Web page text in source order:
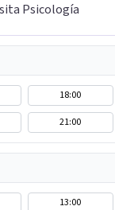
Psicología
18:00
21:00
13:00